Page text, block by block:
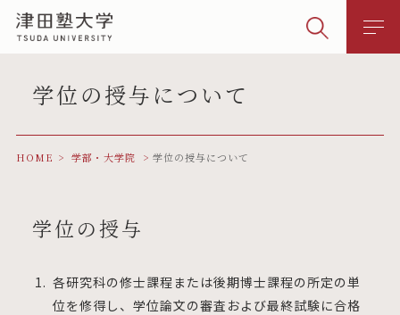
学位の授与について
HOME 学部・大学院 学位の授与について
学位の授与
各研究科の修士課程または後期博士課程の所定の単
位を修得し、学位論文の審査および最終試験に合格